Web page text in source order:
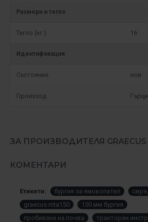
Размери и тегло
Тегло (кг.) 16
Идентификация
Състояние нов
Произход
ЗА ПРОИЗВОДИТЕЛЯ GRAECUS
КОМЕНТАРИ
Етикети: бургия за ямокопател
graecus mta150
150 мм бургия
пробиване на почва
тракторен